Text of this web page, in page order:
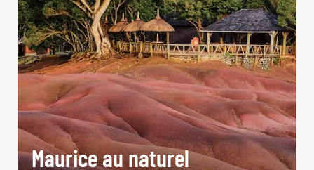
Maurice au naturel